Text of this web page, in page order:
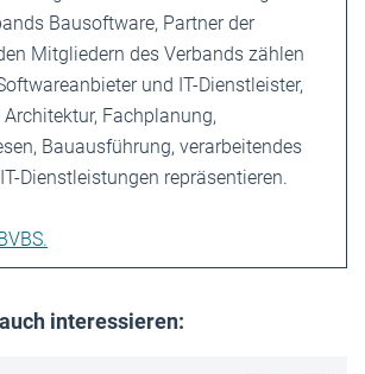
Bausoftware, Partner der
Mitgliedern des Verbands zählen
und IT-Dienstleister,
Fachplanung,
Bauausführung, verarbeitendes
Dienstleistungen repräsentieren.
interessieren: